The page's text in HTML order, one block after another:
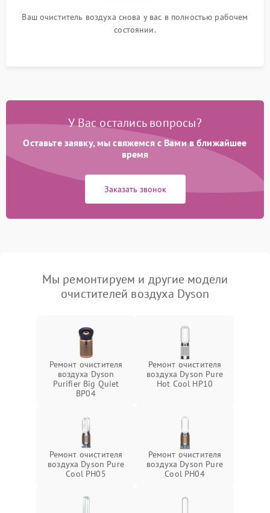
Ваш очиститель воздуха снова у вас в полностью рабочем
состоянии.
У Вас остались вопросы?
Оставьте заявку, мы свяжемся с Вами в ближайшее
время
Заказать звонок
Мы ремонтируем и другие модели
очистителей воздуха Dyson
Ремонт очистителя
воздуха Dyson
Purifier Big Quiet
BP04
Ремонт очистителя
воздуха Dyson Pure
Hot Cool HP10
Ремонт очистителя
воздуха Dyson Pure
Cool PH05
Ремонт очистителя
воздуха Dyson Pure
Cool PH04